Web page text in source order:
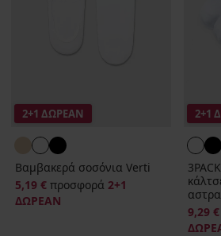
2+1 ΔΩΡΕΑΝ
Βαμβακερά σοσόνια Verti
5,19 € προσφορά 2+1
ΔΩΡΕΑΝ
2+1
9,29 €